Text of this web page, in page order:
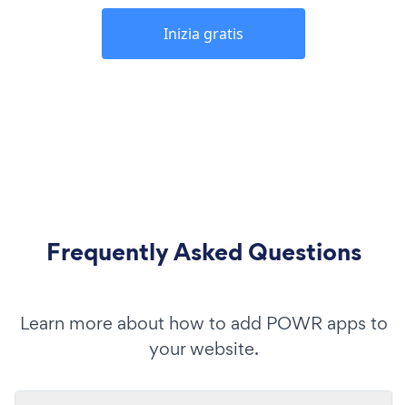
Inizia gratis
Frequently Asked Questions
Learn more about how to add POWR apps to
your website.